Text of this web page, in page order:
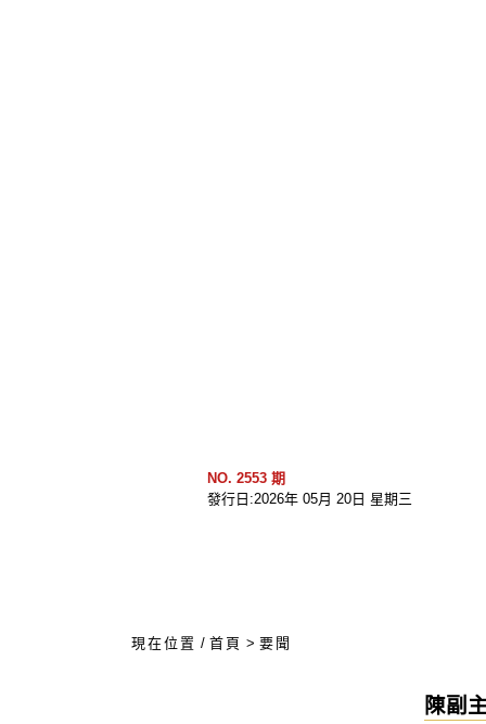
NO. 2553 期
發行日:2026年 05月 20日 星期三
現在位置 / 首頁 > 要聞
陳副